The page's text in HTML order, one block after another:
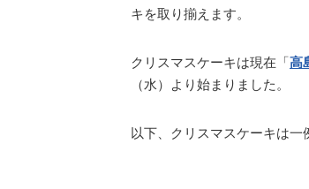
キを取り揃えます。
クリスマスケーキは現在「高
（水）より始まりました。
以下、クリスマスケーキは一